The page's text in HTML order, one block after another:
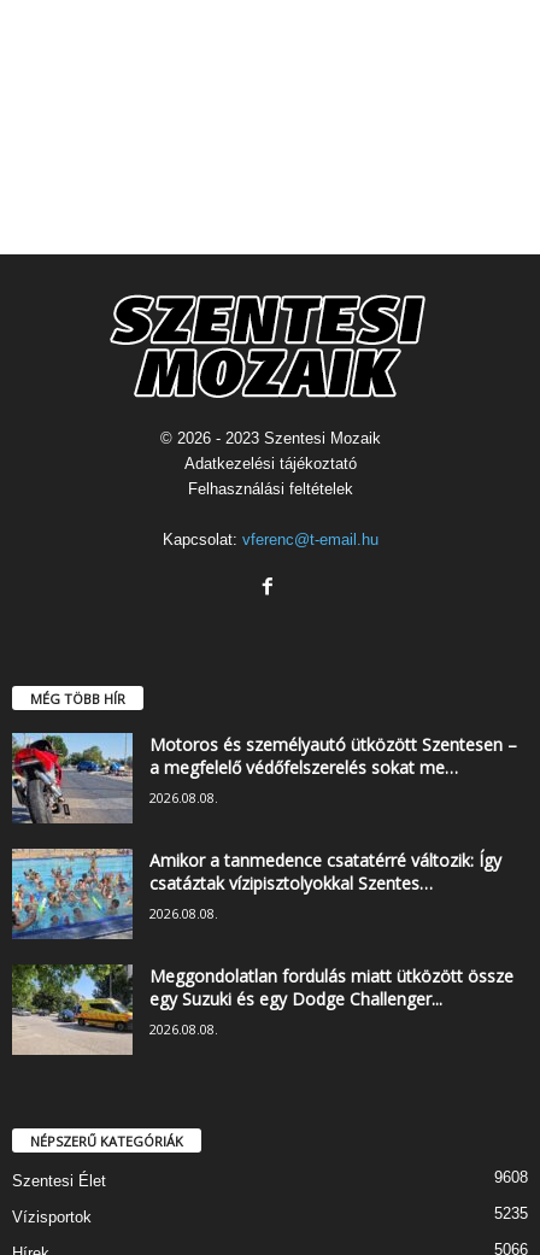
© 2026 - 2023 Szentesi Mozaik
Adatkezelési tájékoztató
Felhasználási feltételek
Kapcsolat: vferenc@t-email.hu
MÉG TÖBB HÍR
Motoros és személyautó ütközött Szentesen –
a megfelelő védőfelszerelés sokat me…
2026.08.08.
Amikor a tanmedence csatatérré változik: Így
csatáztak vízipisztolyokkal Szentes…
2026.08.08.
Meggondolatlan fordulás miatt ütközött össze
egy Suzuki és egy Dodge Challenger...
2026.08.08.
NÉPSZERŰ KATEGÓRIÁK
Szentesi Élet 9608
Vízisportok 5235
5066